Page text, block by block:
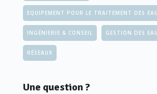
EQUIPEMENT POUR LE TRAITEMENT DES
INGÉNIERIE & CONSEIL GESTION DES
RÉSEAUX
Une question ?